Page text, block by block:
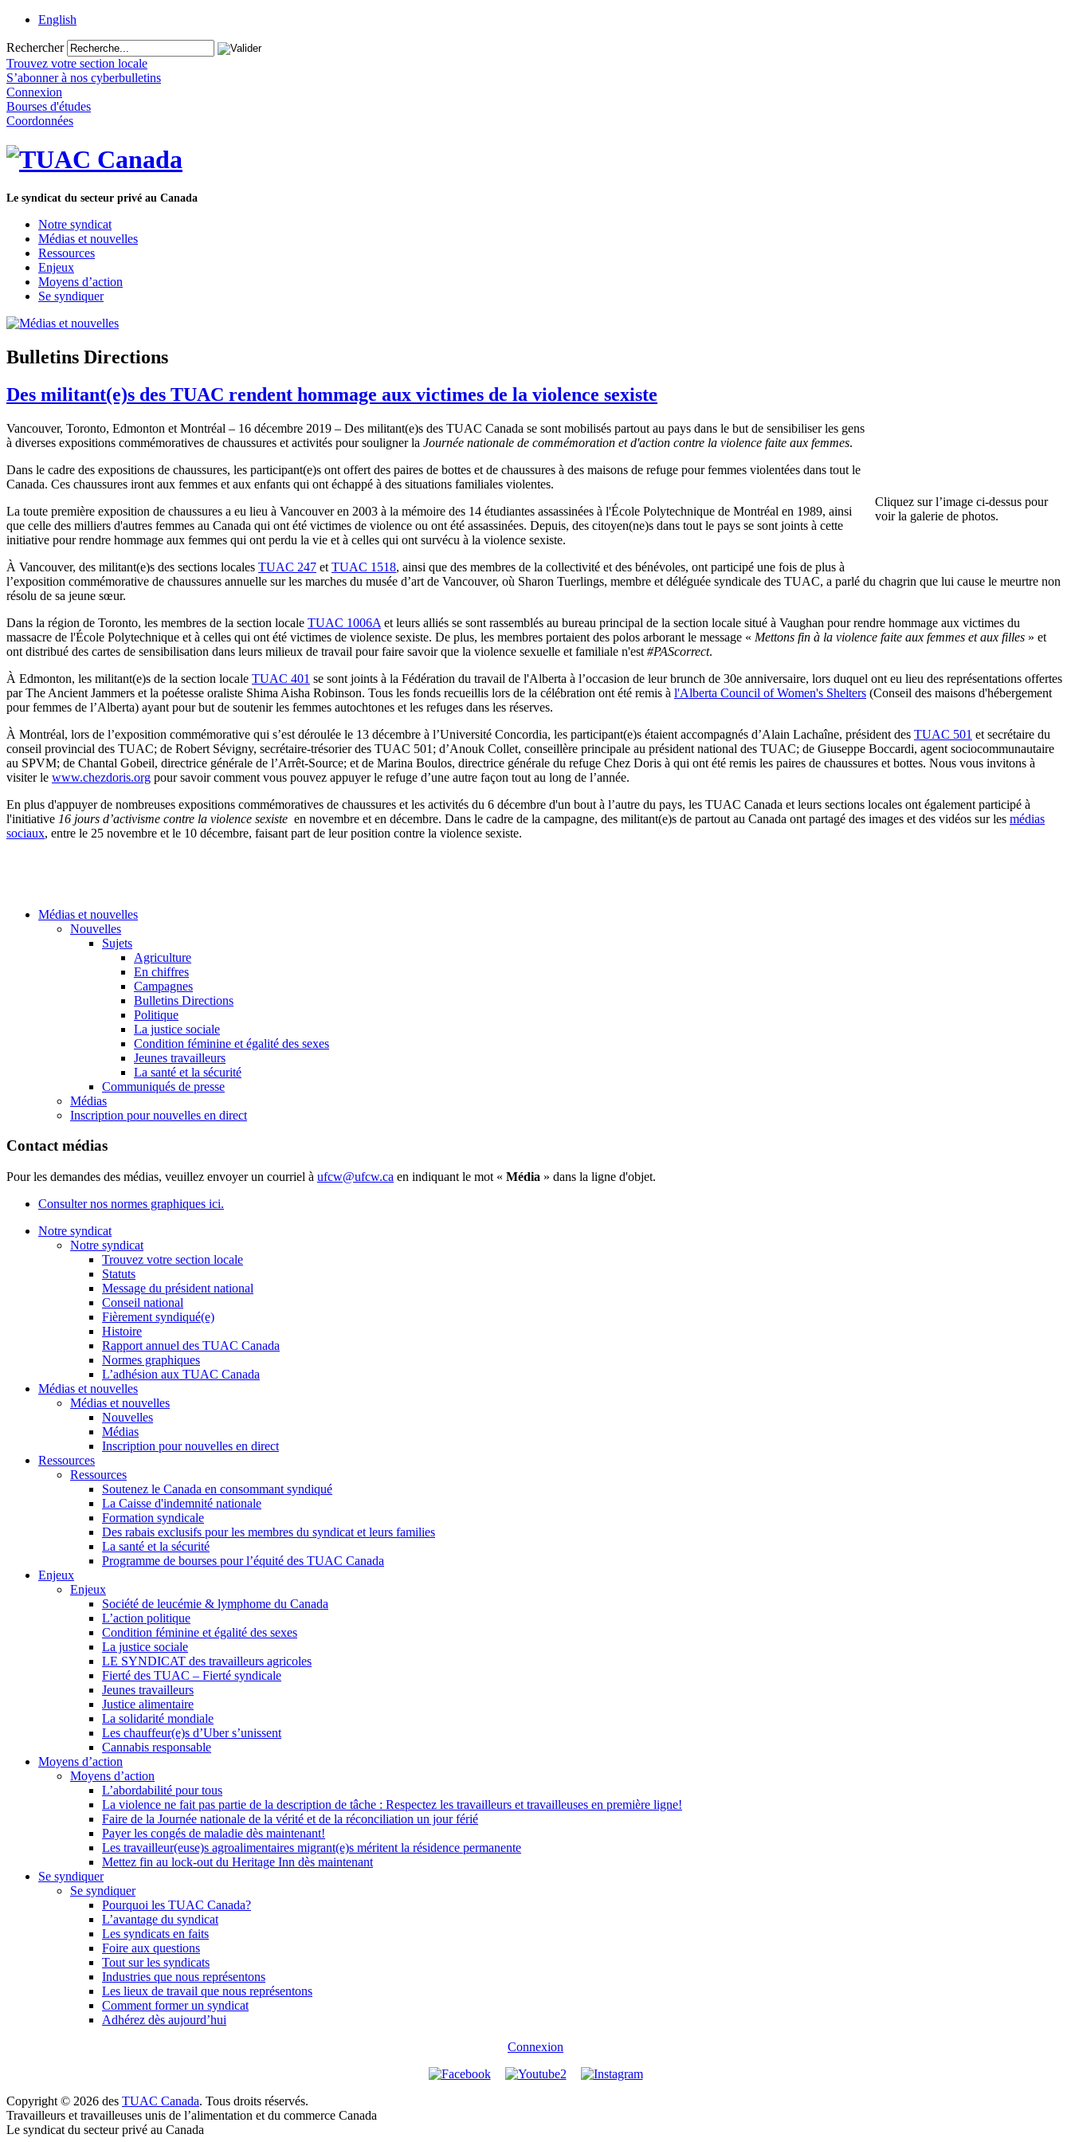
English
Rechercher
Trouvez votre section locale
S’abonner à nos cyberbulletins
Connexion
Bourses d'études
Coordonnées
Le syndicat du secteur privé au Canada
Notre syndicat
Médias et nouvelles
Ressources
Enjeux
Moyens d’action
Se syndiquer
Bulletins Directions
Des militant(e)s des TUAC rendent hommage aux victimes de la violence sexiste
Cliquez sur l’image ci-dessus pour
voir la galerie de photos.
Vancouver, Toronto, Edmonton et Montréal – 16 décembre 2019 – Des militant(e)s des TUAC Canada se sont mobilisés partout au pays dans le but de sensibiliser les gens
à diverses expositions commémoratives de chaussures et activités pour souligner la Journée nationale de commémoration et d'action contre la violence faite aux femmes.
Dans le cadre des expositions de chaussures, les participant(e)s ont offert des paires de bottes et de chaussures à des maisons de refuge pour femmes violentées dans tout le
Canada. Ces chaussures iront aux femmes et aux enfants qui ont échappé à des situations familiales violentes.
La toute première exposition de chaussures a eu lieu à Vancouver en 2003 à la mémoire des 14 étudiantes assassinées à l'École Polytechnique de Montréal en 1989, ainsi
que celle des milliers d'autres femmes au Canada qui ont été victimes de violence ou ont été assassinées. Depuis, des citoyen(ne)s dans tout le pays se sont joints à cette
initiative pour rendre hommage aux femmes qui ont perdu la vie et à celles qui ont survécu à la violence sexiste.
À Vancouver, des militant(e)s des sections locales TUAC 247 et TUAC 1518, ainsi que des membres de la collectivité et des bénévoles, ont participé une fois de plus à
l’exposition commémorative de chaussures annuelle sur les marches du musée d’art de Vancouver, où Sharon Tuerlings, membre et déléguée syndicale des TUAC, a parlé du chagrin que lui cause le meurtre non
résolu de sa jeune sœur.
Dans la région de Toronto, les membres de la section locale TUAC 1006A et leurs alliés se sont rassemblés au bureau principal de la section locale situé à Vaughan pour rendre hommage aux victimes du
massacre de l'École Polytechnique et à celles qui ont été victimes de violence sexiste. De plus, les membres portaient des polos arborant le message « Mettons fin à la violence faite aux femmes et aux filles » et
ont distribué des cartes de sensibilisation dans leurs milieux de travail pour faire savoir que la violence sexuelle et familiale n'est #PAScorrect.
À Edmonton, les militant(e)s de la section locale TUAC 401 se sont joints à la Fédération du travail de l'Alberta à l’occasion de leur brunch de 30e anniversaire, lors duquel ont eu lieu des représentations offertes
par The Ancient Jammers et la poétesse oraliste Shima Aisha Robinson. Tous les fonds recueillis lors de la célébration ont été remis à l'Alberta Council of Women's Shelters (Conseil des maisons d'hébergement
pour femmes de l’Alberta) ayant pour but de soutenir les femmes autochtones et les refuges dans les réserves.
À Montréal, lors de l’exposition commémorative qui s’est déroulée le 13 décembre à l’Université Concordia, les participant(e)s étaient accompagnés d’Alain Lachaîne, président des TUAC 501 et secrétaire du
conseil provincial des TUAC; de Robert Sévigny, secrétaire-trésorier des TUAC 501; d’Anouk Collet, conseillère principale au président national des TUAC; de Giuseppe Boccardi, agent sociocommunautaire
au SPVM; de Chantal Gobeil, directrice générale de l’Arrêt-Source; et de Marina Boulos, directrice générale du refuge Chez Doris à qui ont été remis les paires de chaussures et bottes. Nous vous invitons à
visiter le www.chezdoris.org pour savoir comment vous pouvez appuyer le refuge d’une autre façon tout au long de l’année.
En plus d'appuyer de nombreuses expositions commémoratives de chaussures et les activités du 6 décembre d'un bout à l’autre du pays, les TUAC Canada et leurs sections locales ont également participé à
l'initiative 16 jours d’activisme contre la violence sexiste en novembre et en décembre. Dans le cadre de la campagne, des militant(e)s de partout au Canada ont partagé des images et des vidéos sur les médias
sociaux, entre le 25 novembre et le 10 décembre, faisant part de leur position contre la violence sexiste.
Médias et nouvelles
Nouvelles
Sujets
Agriculture
En chiffres
Campagnes
Bulletins Directions
Politique
La justice sociale
Condition féminine et égalité des sexes
Jeunes travailleurs
La santé et la sécurité
Communiqués de presse
Médias
Inscription pour nouvelles en direct
Contact médias
Pour les demandes des médias, veuillez envoyer un courriel à ufcw@ufcw.ca en indiquant le mot « Média » dans la ligne d'objet.
Consulter nos normes graphiques ici.
Notre syndicat
Notre syndicat
Trouvez votre section locale
Statuts
Message du président national
Conseil national
Fièrement syndiqué(e)
Histoire
Rapport annuel des TUAC Canada
Normes graphiques
L’adhésion aux TUAC Canada
Médias et nouvelles
Médias et nouvelles
Nouvelles
Médias
Inscription pour nouvelles en direct
Ressources
Ressources
Soutenez le Canada en consommant syndiqué
La Caisse d'indemnité nationale
Formation syndicale
Des rabais exclusifs pour les membres du syndicat et leurs families
La santé et la sécurité
Programme de bourses pour l’équité des TUAC Canada
Enjeux
Enjeux
Société de leucémie & lymphome du Canada
L’action politique
Condition féminine et égalité des sexes
La justice sociale
LE SYNDICAT des travailleurs agricoles
Fierté des TUAC – Fierté syndicale
Jeunes travailleurs
Justice alimentaire
La solidarité mondiale
Les chauffeur(e)s d’Uber s’unissent
Cannabis responsable
Moyens d’action
Moyens d’action
L’abordabilité pour tous
La violence ne fait pas partie de la description de tâche : Respectez les travailleurs et travailleuses en première ligne!
Faire de la Journée nationale de la vérité et de la réconciliation un jour férié
Payer les congés de maladie dès maintenant!
Les travailleur(euse)s agroalimentaires migrant(e)s méritent la résidence permanente
Mettez fin au lock-out du Heritage Inn dès maintenant
Se syndiquer
Se syndiquer
Pourquoi les TUAC Canada?
L’avantage du syndicat
Les syndicats en faits
Foire aux questions
Tout sur les syndicats
Industries que nous représentons
Les lieux de travail que nous représentons
Comment former un syndicat
Adhérez dès aujourd’hui
Connexion
Copyright © 2026 des TUAC Canada. Tous droits réservés.
Travailleurs et travailleuses unis de l’alimentation et du commerce Canada
Le syndicat du secteur privé au Canada